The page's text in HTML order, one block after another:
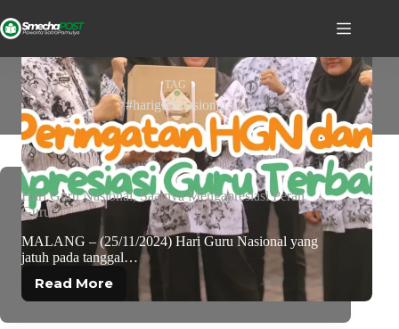
TAG
#harigurunasional
Hari Guru Nasional, Saatnya Mengapresiasi Peran
Guru
MALANG – (25/11/2024) Hari Guru Nasional yang
jatuh pada tanggal…
Read More